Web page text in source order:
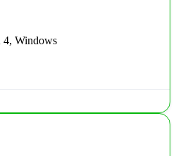
4, Windows